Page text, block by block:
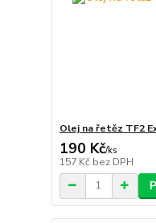
Olej na řetěz TF2
190 Kč/ks
157 Kč bez DPH